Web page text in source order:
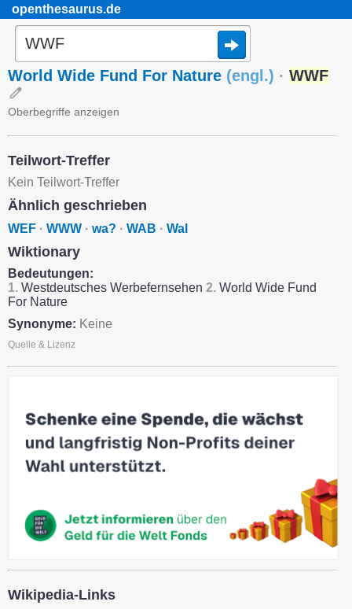
openthesaurus.de
World Wide Fund For Nature (engl.) · WWF
Oberbegriffe anzeigen
Teilwort-Treffer
Kein Teilwort-Treffer
Ähnlich geschrieben
WEF · WWW · wa? · WAB · Wal
Wiktionary
Bedeutungen:
1. Westdeutsches Werbefernsehen 2. World Wide Fund
For Nature
Synonyme: Keine
Quelle & Lizenz
Wikipedia-Links